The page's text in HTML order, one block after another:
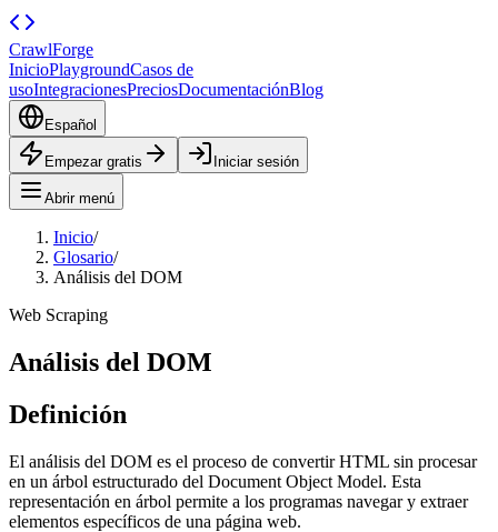
CrawlForge
InicioPlaygroundCasos de
usoIntegracionesPreciosDocumentaciónBlog
Español
Empezar gratis Iniciar sesión
Abrir menú
Inicio/
Glosario/
Análisis del DOM
Web Scraping
Análisis del DOM
Definición
El análisis del DOM es el proceso de convertir HTML sin procesar
en un árbol estructurado del Document Object Model. Esta
representación en árbol permite a los programas navegar y extraer
elementos específicos de una página web.